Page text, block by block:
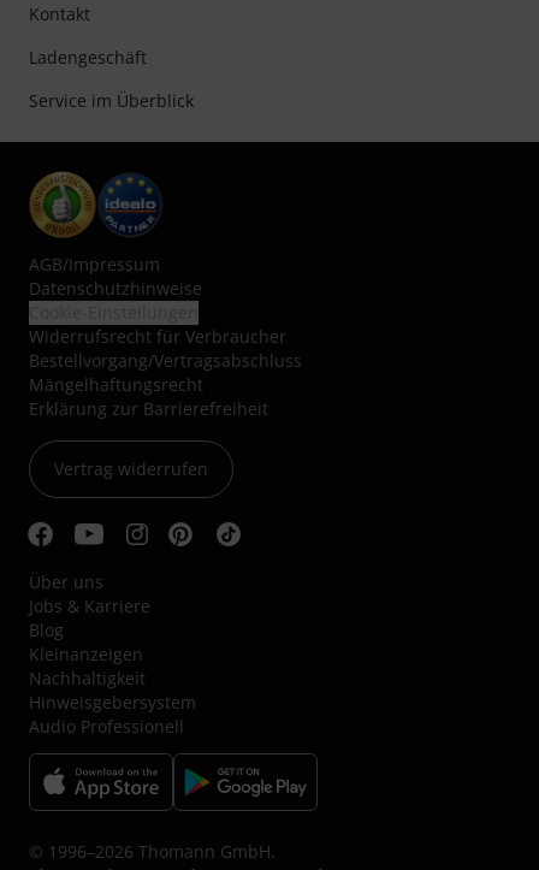
Kontakt
Ladengeschäft
Service im Überblick
AGB/Impressum
Datenschutzhinweise
Widerrufsrecht für Verbraucher
Bestellvorgang/Vertragsabschluss
Mängelhaftungsrecht
Erklärung zur Barrierefreiheit
Vertrag widerrufen
Über uns
Jobs & Karriere
Blog
Kleinanzeigen
Nachhaltigkeit
Hinweisgebersystem
Audio Professionell
© 1996–2026 Thomann GmbH.